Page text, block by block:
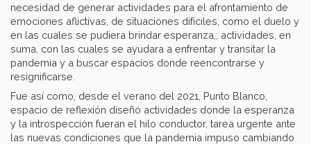
necesidad de generar actividades para el afrontamiento de
emociones aflictivas, de situaciones difíciles, como el duelo y
en las cuales se pudiera brindar esperanza,; actividades, en
suma, con las cuales se ayudara a enfrentar y transitar la
pandemia y a buscar espacios donde reencontrarse y
resignificarse.
Fue así como, desde el verano del 2021, Punto Blanco,
espacio de reflexión diseñó actividades donde la esperanza
y la introspección fueran el hilo conductor, tarea urgente ante
las nuevas condiciones que la pandemia impuso cambiando